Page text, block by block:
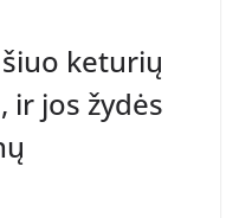
keturių
jos žydės